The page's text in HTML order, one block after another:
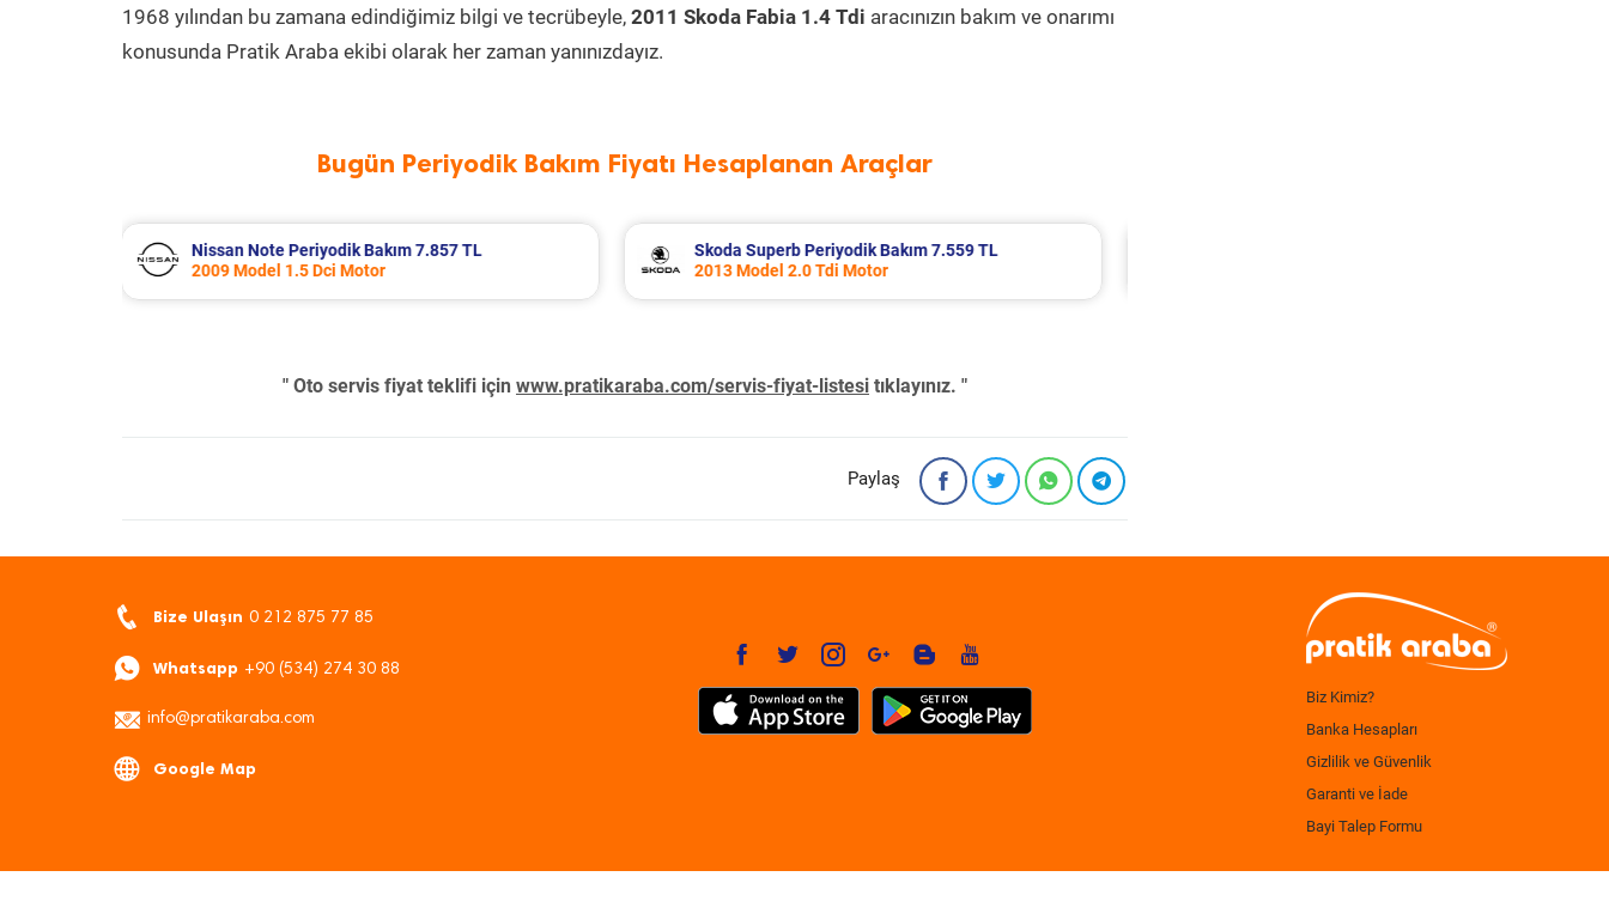
1968 yılından bu zamana edindiğimiz bilgi ve tecrübeyle, 2011 Skoda Fabia 1.4 Tdi aracınızın bakım ve onarımı
konusunda Pratik Araba ekibi olarak her zaman yanınızdayız.
Bugün Periyodik Bakım Fiyatı Hesaplanan Araçlar
Skoda Superb Periyodik Bakım 7.559 TL
2013 Model 2.0 Tdi Motor
Chery Tiggo 7 Pro Periyodik Bakım 8.331 TL
2025 Model 1.6 TGDI Motor
" Oto servis fiyat teklifi için www.pratikaraba.com/servis-fiyat-listesi tıklayınız. "
Paylaş
Bize Ulaşın 0 212 875 77 85
Whatsapp +90 (534) 274 30 88
info@pratikaraba.com
Google Map
Biz Kimiz?
Banka Hesapları
Gizlilik ve Güvenlik
Garanti ve İade
Bayi Talep Formu